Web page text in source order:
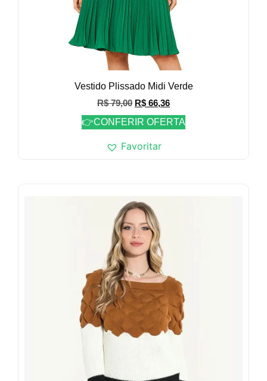
Vestido Plissado Midi Verde
R$79,00 R$ 66,36
👉CONFERIR OFERTA
Favoritar